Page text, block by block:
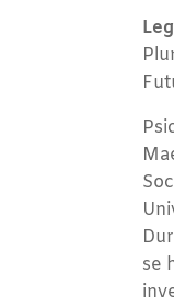
se